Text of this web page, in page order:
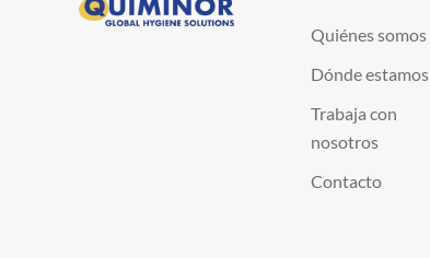
Quiénes somos
Dónde estamos
Trabaja con
nosotros
Contacto